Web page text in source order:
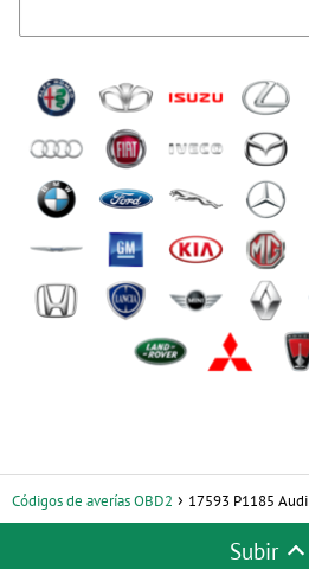
Códigos de averías OBD2 17593 P1185 Audi
Subir